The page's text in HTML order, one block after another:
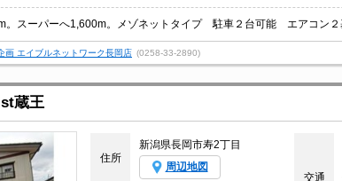
画 エイブルネットワーク長岡店 (0258-33-2890)
蔵王
住所
新潟県長岡市寿2丁目
周辺地図
交通